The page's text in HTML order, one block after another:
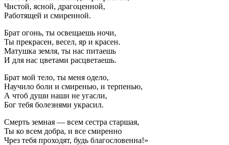
Чистой, ясной, драгоценной,
Работящей и смиренной.
Брат огонь, ты освещаешь ночи,
Ты прекрасен, весел, яр и красен.
Матушка земля, ты нас питаешь
И для нас цветами расцветаешь.
Брат мой тело, ты меня одело,
Научило боли и смиренью, и терпенью,
А чтоб души наши не угасли,
Бог тебя болезнями украсил.
Смерть земная — всем сестра старшая,
Ты ко всем добра, и все смиренно
Чрез тебя проходят, будь благословенна!»